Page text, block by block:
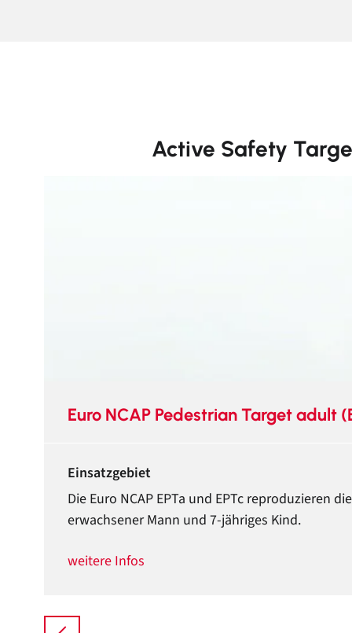
Active Safety
Euro NCAP Pedestrian Target adult
Einsatzgebiet
Die Euro NCAP EPTa und EPTc reproduzieren
erwachsener Mann und 7-jähriges Kind.
weitere Infos